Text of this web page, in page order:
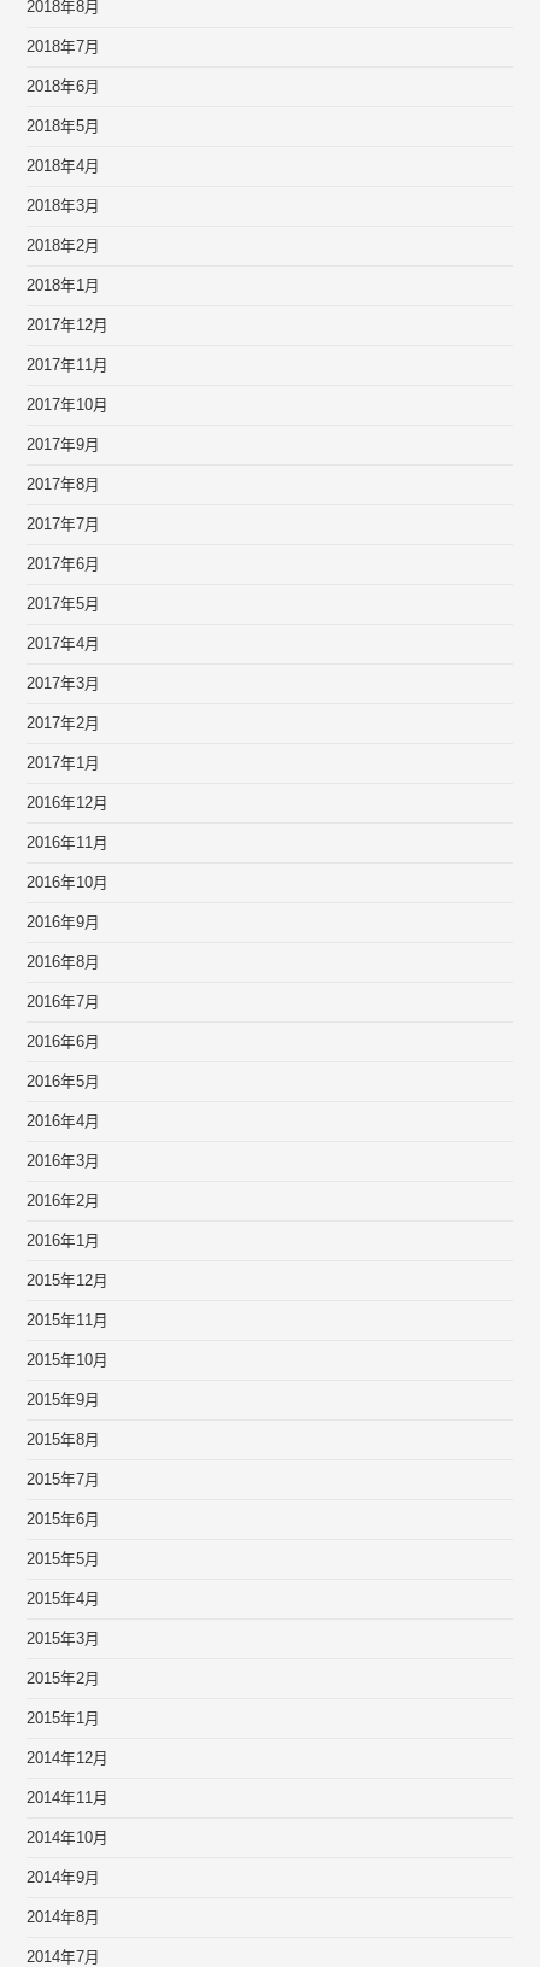
2018年8月
2018年7月
2018年6月
2018年5月
2018年4月
2018年3月
2018年2月
2018年1月
2017年12月
2017年11月
2017年10月
2017年9月
2017年8月
2017年7月
2017年6月
2017年5月
2017年4月
2017年3月
2017年2月
2017年1月
2016年12月
2016年11月
2016年10月
2016年9月
2016年8月
2016年7月
2016年6月
2016年5月
2016年4月
2016年3月
2016年2月
2016年1月
2015年12月
2015年11月
2015年10月
2015年9月
2015年8月
2015年7月
2015年6月
2015年5月
2015年4月
2015年3月
2015年2月
2015年1月
2014年12月
2014年11月
2014年10月
2014年9月
2014年8月
2014年7月